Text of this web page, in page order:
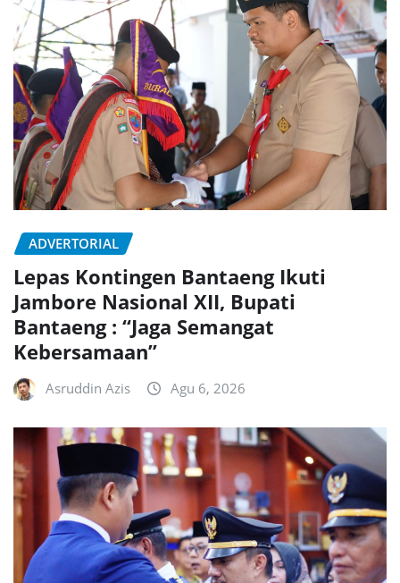
ADVERTORIAL
Lepas Kontingen Bantaeng Ikuti
Jambore Nasional XII, Bupati
Bantaeng : “Jaga Semangat
Kebersamaan”
Asruddin Azis Agu 6, 2026